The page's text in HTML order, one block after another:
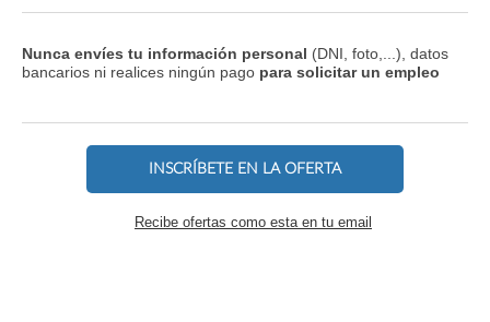
Nunca envíes tu información personal (DNI, foto,...), datos
bancarios ni realices ningún pago para solicitar un empleo
INSCRÍBETE EN LA OFERTA
Recibe ofertas como esta en tu email